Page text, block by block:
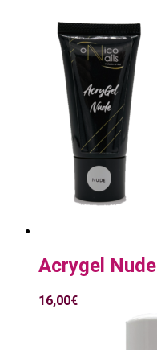
Acrygel Nude
16,00€